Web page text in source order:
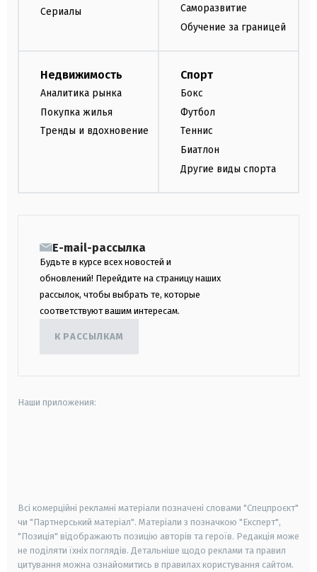
Сериалы
Саморазвитие
Обучение за границей
Недвижимость
Аналитика рынка
Покупка жилья
Тренды и вдохновение
Спорт
Бокс
Футбол
Теннис
Биатлон
Другие виды спорта
E-mail-рассылка
Будьте в курсе всех новостей и
обновлений! Перейдите на страницу наших
рассылок, чтобы выбрать те, которые
соответствуют вашим интересам.
К РАССЫЛКАМ
Наши приложения:
Всі комерційні рекламні матеріали позначені словами "Спецпроєкт"
чи "Партнерський матеріал". Матеріали з позначкою "Експерт",
"Позиція" відображають позицію авторів та героїв. Редакція може
не поділяти їхніх поглядів. Детальніше щодо реклами та правил
цитування можна ознайомитись в правилах користування сайтом.